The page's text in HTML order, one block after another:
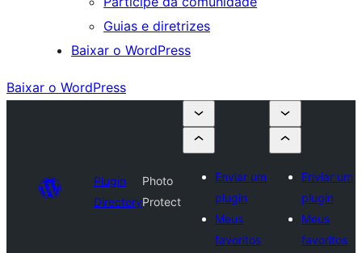
Guias e diretrizes
Baixar o WordPress
Baixar o WordPress
Plugin
Directory
Photo
Protect
Enviar um
plugin
Meus
favoritos
Enviar um
plugin
Meus
favoritos